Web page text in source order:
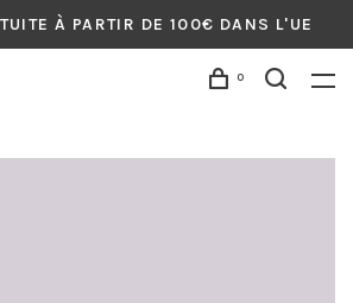
À PARTIR DE 100€ DANS L'UE
0